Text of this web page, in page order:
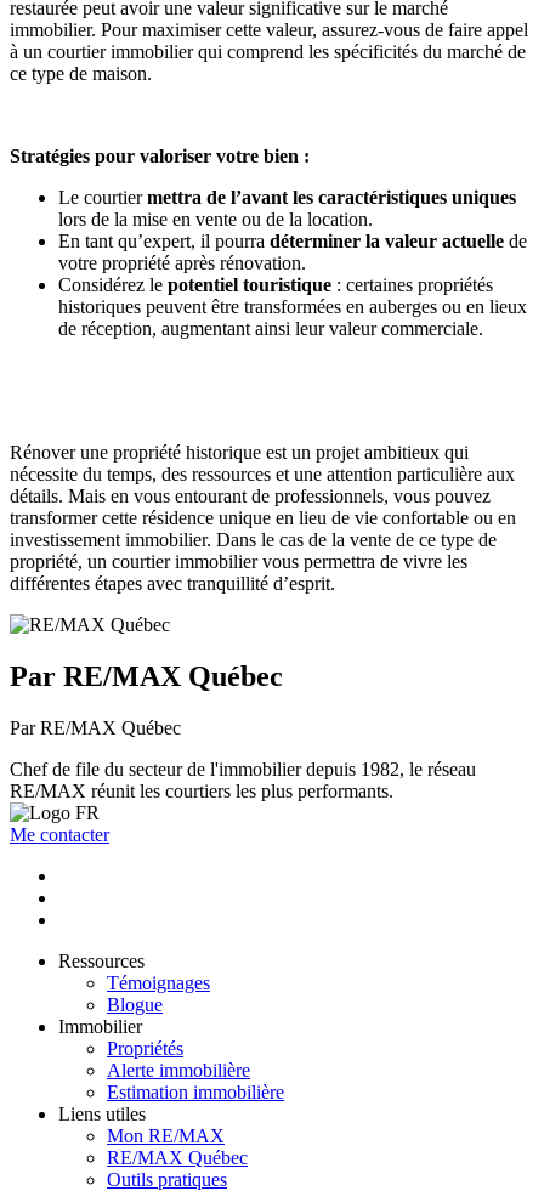
restaurée peut avoir une valeur significative sur le marché
immobilier. Pour maximiser cette valeur, assurez-vous de faire appel
à un courtier immobilier qui comprend les spécificités du marché de
ce type de maison.
Stratégies pour valoriser votre bien :
Le courtiermettra de l’avant les caractéristiques uniques
lors de la mise en vente ou de la location.
En tant qu’expert, il pourra déterminer la valeur actuelle de
votre propriété après rénovation.
Considérez le potentiel touristique : certaines propriétés
historiques peuvent être transformées en auberges ou en lieux
de réception, augmentant ainsi leur valeur commerciale.
Rénover une propriété historique est un projet ambitieux qui
nécessite du temps, des ressources et une attention particulière aux
détails. Mais en vous entourant de professionnels, vous pouvez
transformer cette résidence unique en lieu de vie confortable ou en
investissement immobilier. Dans le cas de la vente de ce type de
propriété, un courtier immobilier vous permettra de vivre les
différentes étapes avec tranquillité d’esprit.
Par RE/MAX Québec
Par RE/MAX Québec
Chef de file du secteur de l'immobilier depuis 1982, le réseau
RE/MAX réunit les courtiers les plus performants.
Me contacter
Ressources
Témoignages
Blogue
Immobilier
Propriétés
Alerte immobilière
Estimation immobilière
Liens utiles
Mon RE/MAX
RE/MAX Québec
Outils pratiques